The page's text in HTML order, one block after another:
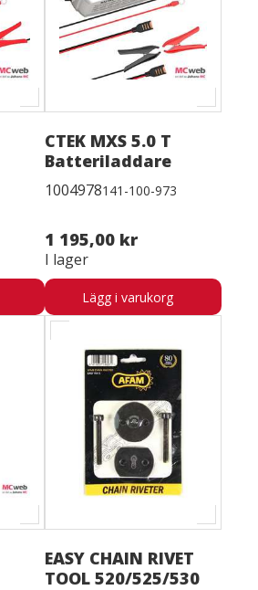
CTEK MXS 5.0 T
Batteriladdare
1004978141-100-973
1 195,00 kr
I lager
Lägg i varukorg
EASY CHAIN RIVET
TOOL 520/525/530